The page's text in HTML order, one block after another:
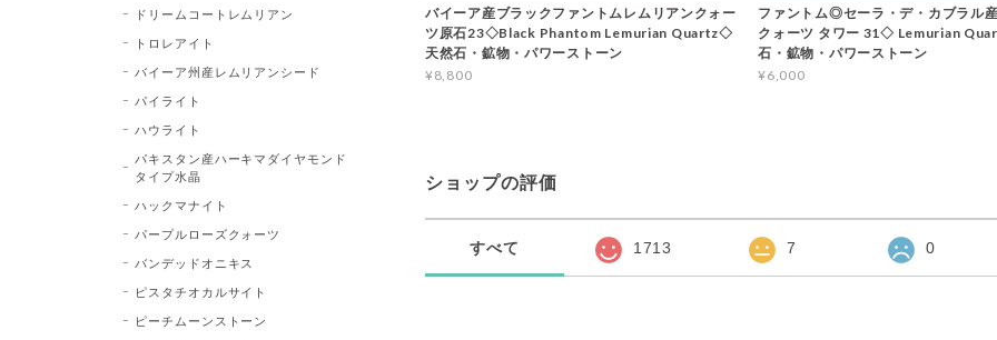
バイーア産ブラックファントムレムリアンクォー
ツ原石23◇Black Phantom Lemurian Quartz◇
天然石・鉱物・パワーストーン
¥8,800
ファントム◎セーラ・デ・カブラル
クォーツ タワー 31◇ Lemurian
石・鉱物・パワーストーン
¥6,000
ショップの評価
すべて 1713 7 0
ドリームコートレムリアン
トロレアイト
バイーア州産レムリアンシード
パイライト
ハウライト
パキスタン産ハーキマダイヤモンド
タイプ水晶
ハックマナイト
パープルローズクォーツ
バンデッドオニキス
ピスタチオカルサイト
ピーチムーンストーン